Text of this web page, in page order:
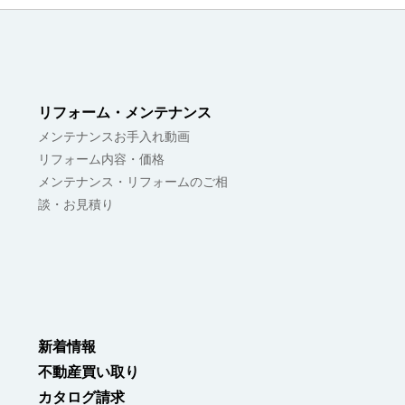
リフォーム・メンテナンス
メンテナンスお手入れ動画
リフォーム内容・価格
メンテナンス・リフォームのご相
談・お見積り
新着情報
不動産買い取り
カタログ請求